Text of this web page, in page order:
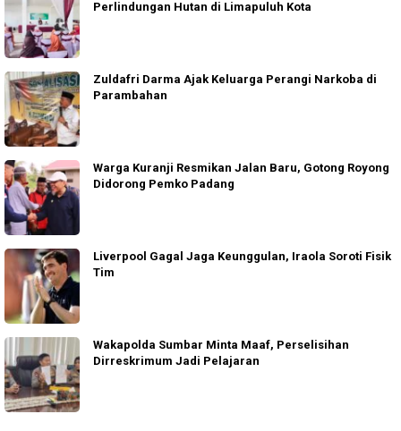
Perlindungan Hutan di Limapuluh Kota
Zuldafri Darma Ajak Keluarga Perangi Narkoba di
Parambahan
Warga Kuranji Resmikan Jalan Baru, Gotong Royong
Didorong Pemko Padang
Liverpool Gagal Jaga Keunggulan, Iraola Soroti Fisik
Tim
Wakapolda Sumbar Minta Maaf, Perselisihan
Dirreskrimum Jadi Pelajaran